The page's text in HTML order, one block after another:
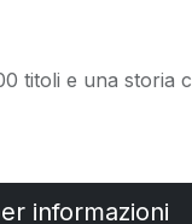
titoli e una storia
informazioni